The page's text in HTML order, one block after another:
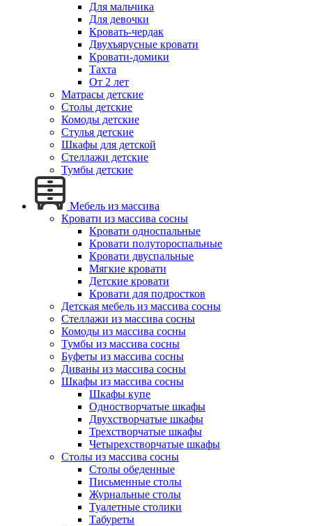
Для мальчика
Для девочки
Кровать-чердак
Двухъярусные кровати
Кровати-домики
Тахта
От 2 лет
Матрасы детские
Столы детские
Комоды детские
Стулья детские
Шкафы для детской
Стеллажи детские
Тумбы детские
Мебель из массива
Кровати из массива сосны
Кровати односпальные
Кровати полутороспальные
Кровати двуспальные
Мягкие кровати
Детские кровати
Кровати для подростков
Детская мебель из массива сосны
Стеллажи из массива сосны
Комоды из массива сосны
Тумбы из массива сосны
Буфеты из массива сосны
Диваны из массива сосны
Шкафы из массива сосны
Шкафы купе
Одностворчатые шкафы
Двухстворчатые шкафы
Трехстворчатые шкафы
Четырехстворчатые шкафы
Столы из массива сосны
Столы обеденные
Письменные столы
Журнальные столы
Туалетные столики
Табуреты